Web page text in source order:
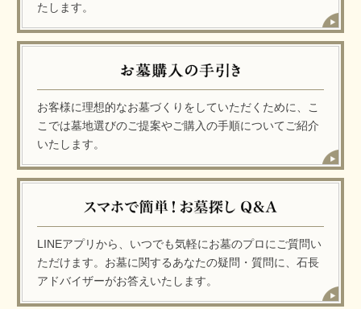
たします。
お客様に理想的なお墓づくりをしていただくために、こ
こでは墓地選びのご提案やご購入の手順についてご紹介
いたします。
LINEアプリから、いつでも気軽にお墓のプロにご質問い
ただけます。お墓に関するあなたの疑問・質問に、石長
アドバイザーがお答えいたします。